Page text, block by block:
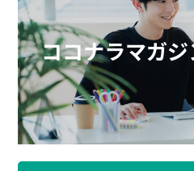
ココナラマガジ